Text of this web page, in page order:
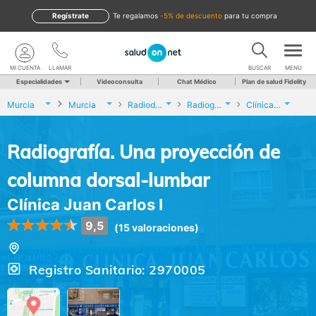
te regalamos -5% de descuento para tu compra
Regístrate
LLAMAR
MI CUENTA BUSCAR MENU
Especialidades Videoconsulta Chat Médico Plan de salud Fidelity
Murcia Murcia Radiodiagnóstico Radiografía. Una proyección de columna dorsal-lumbar Clínica Juan Carlos I
Radiografía. Una proyección de
columna dorsal-lumbar
Clínica Juan Carlos I
9,5 (15 valoraciones)
Registro Sanitario: 2970005